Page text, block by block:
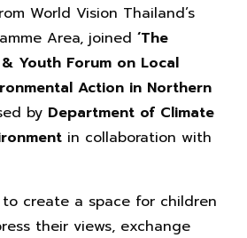
World Vision Thailand’s
Area, joined ‘The
Youth Forum on Local
Action in Northern
by Department of Climate
in collaboration with
create a space for children
their views, exchange